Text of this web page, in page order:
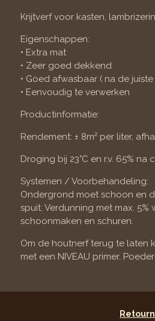
Krijtverf voor kasten,
Eigenschappen:
• Extra mat
• Zeer goed dekkend
• Goed afwasbaar ( na de
• Eenvoudig te verwerken
Productinformatie:
Rendement: ± 8m² per liter,
Droging bij 23°C en r.v. 65%
Systemen / Voorbehandeling:
Ondergrond moet schoon en
spuit. Verdunning met max.
schoonmaken en schuren.
Om de houtnerf terug te laten
met een NIVEAU primer.